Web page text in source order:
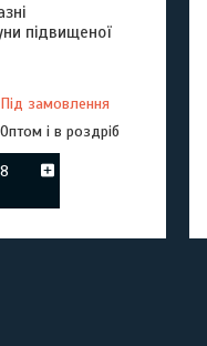
підвищеної
Під замовлення
Оптом і в роздріб